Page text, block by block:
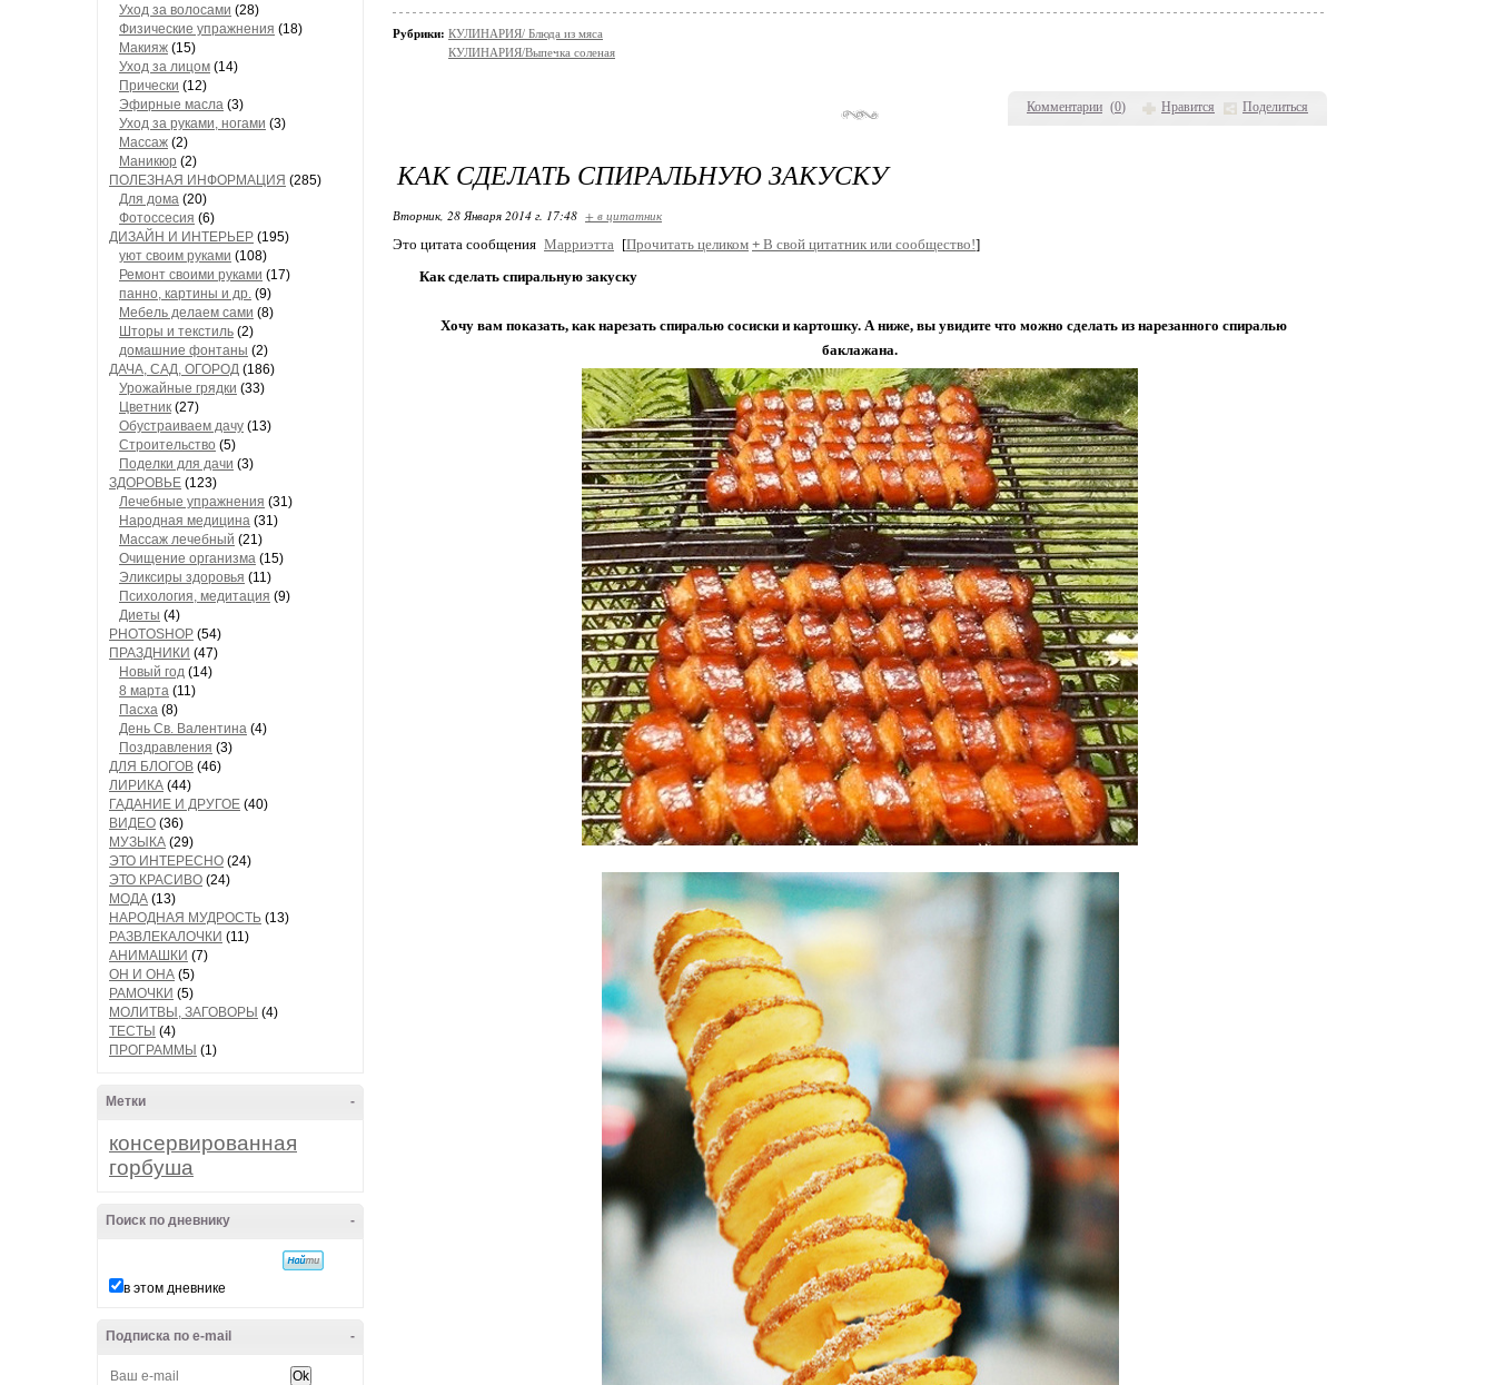
Уход за волосами (28)
Физические упражнения (18)
Макияж (15)
Уход за лицом (14)
Прически (12)
Эфирные масла (3)
Уход за руками, ногами (3)
Массаж (2)
Маникюр (2)
ПОЛЕЗНАЯ ИНФОРМАЦИЯ (285)
Для дома (20)
Фотоссесия (6)
ДИЗАЙН И ИНТЕРЬЕР (195)
уют своим руками (108)
Ремонт своими руками (17)
панно, картины и др. (9)
Мебель делаем сами (8)
Шторы и текстиль (2)
домашние фонтаны (2)
ДАЧА, САД, ОГОРОД (186)
Урожайные грядки (33)
Цветник (27)
Обустраиваем дачу (13)
Строительство (5)
Поделки для дачи (3)
ЗДОРОВЬЕ (123)
Лечебные упражнения (31)
Народная медицина (31)
Массаж лечебный (21)
Очищение организма (15)
Эликсиры здоровья (11)
Психология, медитация (9)
Диеты (4)
PHOTOSHOP (54)
ПРАЗДНИКИ (47)
Новый год (14)
8 марта (11)
Пасха (8)
День Св. Валентина (4)
Поздравления (3)
ДЛЯ БЛОГОВ (46)
ЛИРИКА (44)
ГАДАНИЕ И ДРУГОЕ (40)
ВИДЕО (36)
МУЗЫКА (29)
ЭТО ИНТЕРЕСНО (24)
ЭТО КРАСИВО (24)
МОДА (13)
НАРОДНАЯ МУДРОСТЬ (13)
РАЗВЛЕКАЛОЧКИ (11)
АНИМАШКИ (7)
ОН И ОНА (5)
РАМОЧКИ (5)
МОЛИТВЫ, ЗАГОВОРЫ (4)
ТЕСТЫ (4)
ПРОГРАММЫ (1)
-
Метки
консервированная
горбуша
-
Поиск по дневнику
в этом дневнике
-
Подписка по e-mail
Комментарии (0) Нравится Поделиться
Рубрики: КУЛИНАРИЯ/ Блюда из мяса
КУЛИНАРИЯ/Выпечка соленая
КАК СДЕЛАТЬ СПИРАЛЬНУЮ ЗАКУСКУ
Вторник, 28 Января 2014 г. 17:48 + в цитатник
Это цитата сообщения Марриэтта [Прочитать целиком + В свой цитатник или сообщество!]
Как сделать спиральную закуску
Хочу вам показать, как нарезать спиралью сосиски и картошку. А ниже, вы увидите что можно сделать из нарезанного спиралью
баклажана.